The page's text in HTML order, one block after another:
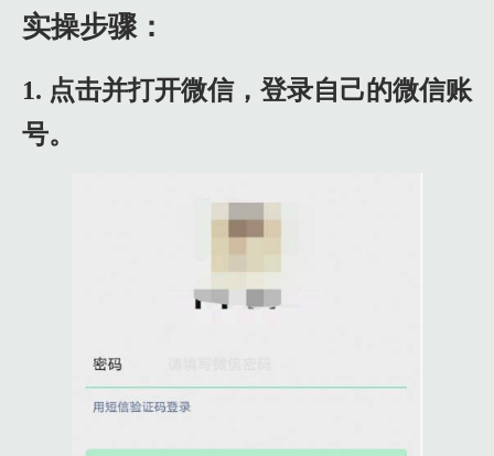
实操步骤：
1. 点击并打开微信，登录自己的微信账
号。